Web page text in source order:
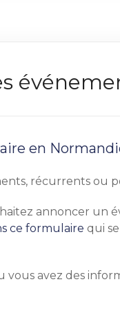
en
récurrents
annoncer
ce formulaire qui
avez des